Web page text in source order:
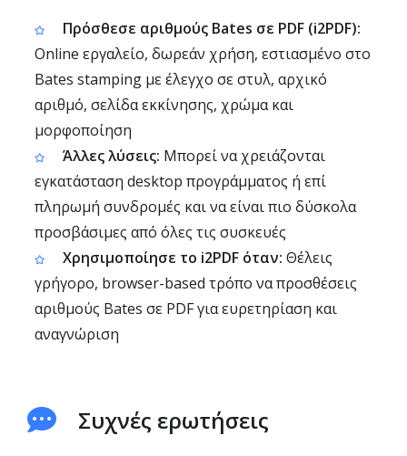
Πρόσθεσε αριθμούς Bates σε PDF (i2PDF):
Online εργαλείο, δωρεάν χρήση, εστιασμένο στο
Bates stamping με έλεγχο σε στυλ, αρχικό
αριθμό, σελίδα εκκίνησης, χρώμα και
μορφοποίηση
Άλλες λύσεις: Μπορεί να χρειάζονται
εγκατάσταση desktop προγράμματος ή επί
πληρωμή συνδρομές και να είναι πιο δύσκολα
προσβάσιμες από όλες τις συσκευές
Χρησιμοποίησε το i2PDF όταν: Θέλεις
γρήγορο, browser-based τρόπο να προσθέσεις
αριθμούς Bates σε PDF για ευρετηρίαση και
αναγνώριση
Συχνές ερωτήσεις